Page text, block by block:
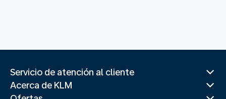
Servicio de atención al cliente
Acerca de KLM